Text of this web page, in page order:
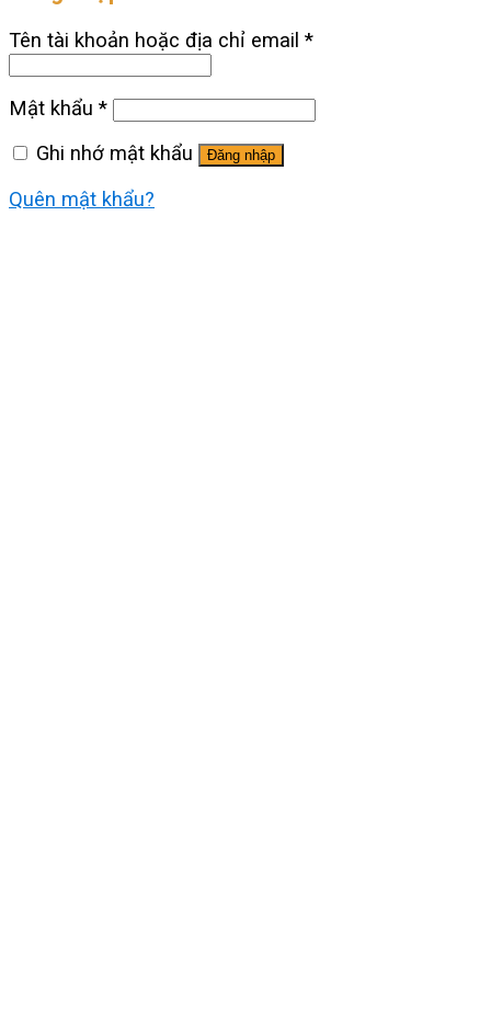
Tên tài khoản hoặc địa chỉ email *
Mật khẩu *
Ghi nhớ mật khẩu
Đăng nhập
Quên mật khẩu?